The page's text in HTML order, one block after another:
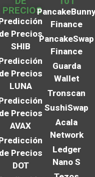
PRECIOS
de Precios
SHIB
de Precios
LUNA
de Precios
AVAX
de Precios
DOT
Finance
PancakeSwap
Finance
Guarda
Wallet
Tronscan
SushiSwap
Acala
Network
Ledger
Nano S